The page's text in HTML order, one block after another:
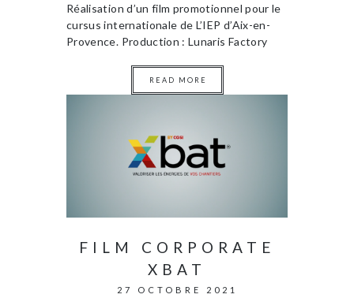
Réalisation d’un film promotionnel pour le
cursus internationale de L’IEP d’Aix-en-
Provence. Production : Lunaris Factory
READ MORE
FILM CORPORATE
XBAT
27 OCTOBRE 2021